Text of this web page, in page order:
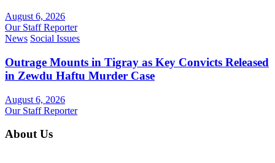
August 6, 2026
Our Staff Reporter
News Social Issues
Outrage Mounts in Tigray as Key Convicts Released
in Zewdu Haftu Murder Case
August 6, 2026
Our Staff Reporter
About Us